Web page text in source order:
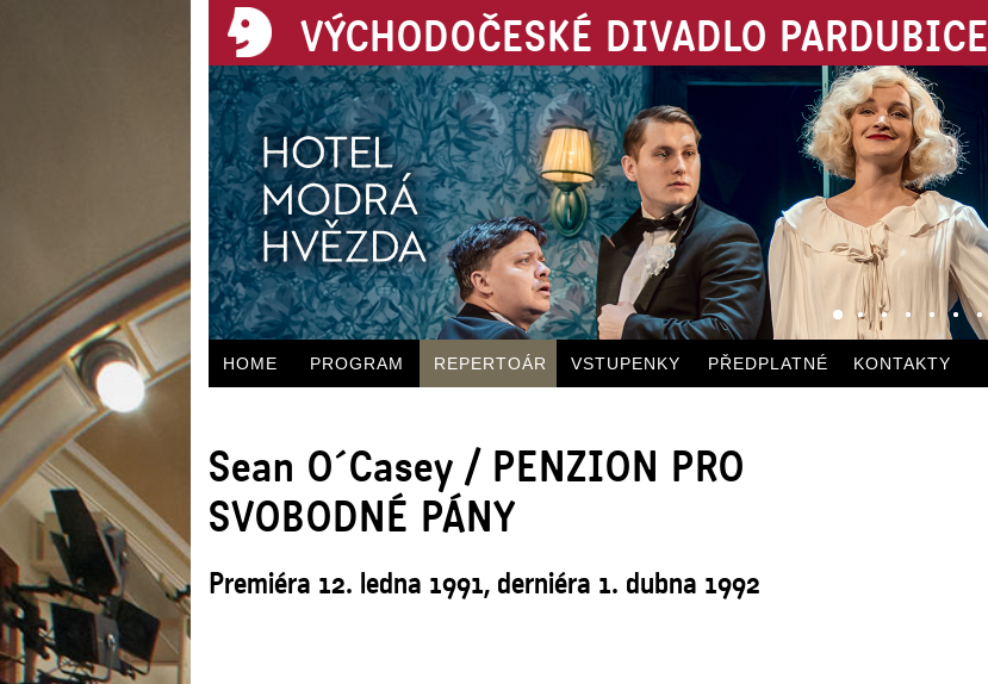
VÝCHODOČESKÉ DIVADLO PARDUBICE
HOME PROGRAM REPERTOÁR VSTUPENKY PŘEDPLATNÉ KONTAKTY
Sean O´Casey / PENZION PRO
SVOBODNÉ PÁNY
Premiéra 12. ledna 1991, derniéra 1. dubna 1992